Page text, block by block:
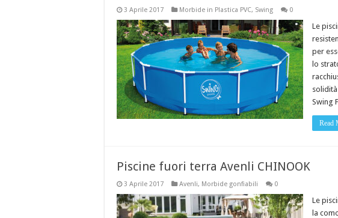
3 Aprile 2017 Morbide in Plastica PVC, Swing 0
Le
per
lo
solidità
Swing
Read
Piscine fuori terra Avenli CHINOOK
3 Aprile 2017 Avenli, Morbide gonfiabili 0
Le
la